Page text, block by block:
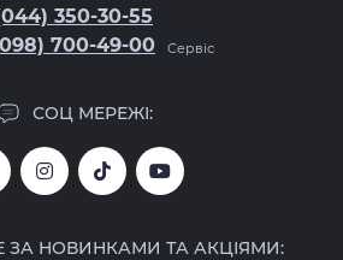
350-30-55
700-49-00
Сервіс
СОЦ МЕРЕЖІ:
ЗА НОВИНКАМИ ТА АКЦІЯМИ: